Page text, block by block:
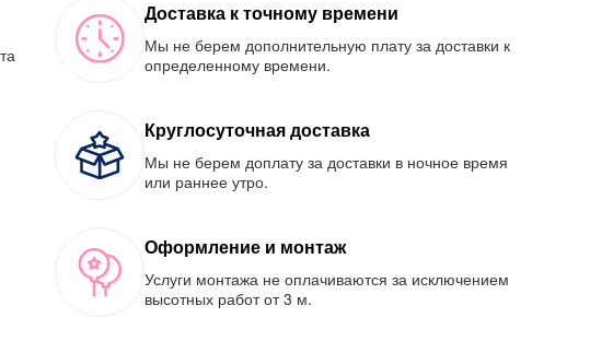
Доставка к точному времени
Мы не берем дополнительную плату за доставки к
определенному времени.
Круглосуточная доставка
Мы не берем доплату за доставки в ночное время
или раннее утро.
Оформление и монтаж
Услуги монтажа не оплачиваются за исключением
высотных работ от 3 м.